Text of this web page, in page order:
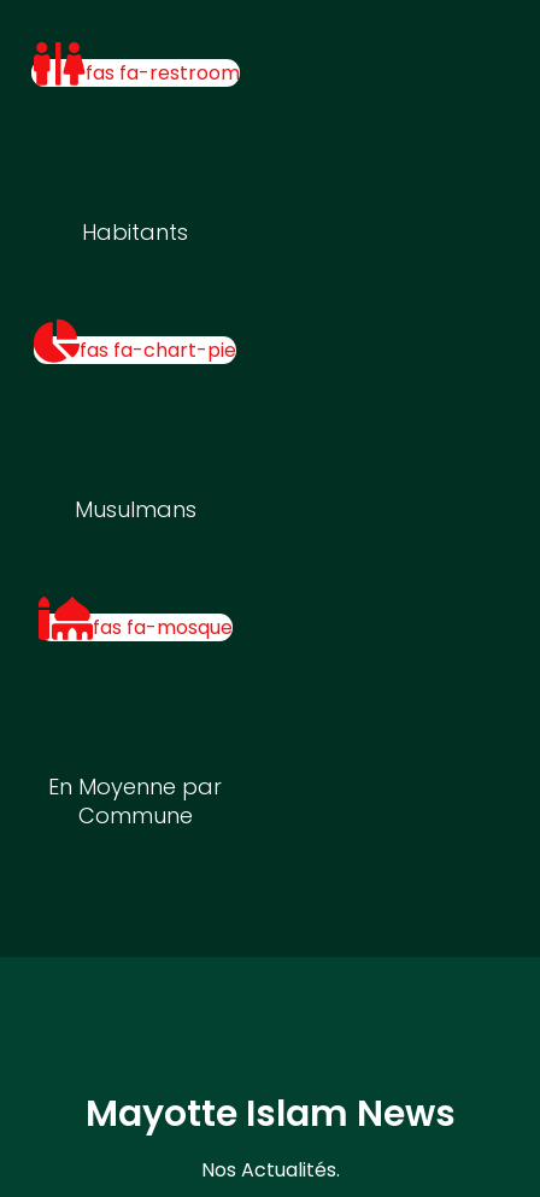
fas fa-restroom
Habitants
fas fa-chart-pie
Musulmans
fas fa-mosque
En Moyenne par
Commune
Mayotte Islam News
Nos Actualités.